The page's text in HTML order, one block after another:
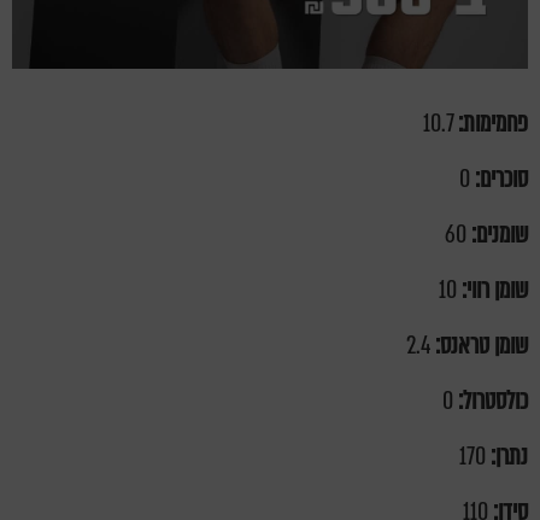
פחמימות:10.7
סוכרים:
שומנים:
שומן רווי:
שומן טראנס:
כולסטרול:
נתרן:
סידן: